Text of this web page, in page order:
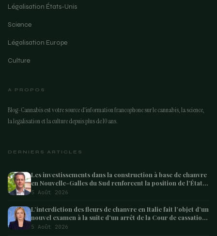
Légalisation États-Unis
Science
Légalisation Europe
Culture
A PROPOS
Blog-Cannabis est votre source d'information francophone sur le cannabis, la science,
la legalisation et la culture depuis plus de 10 ans.
DERNIERS ARTICLES
Les investissements dans la construction à base de chanvre
en Nouvelle-Galles du Sud renforcent la position de l’État
en tant que leader australien
5 Août 2026
L’interdiction des fleurs de chanvre en Italie fait l’objet d’un
nouvel examen à la suite d’un arrêt de la Cour de cassation
concernant les saisies
5 Août 2026